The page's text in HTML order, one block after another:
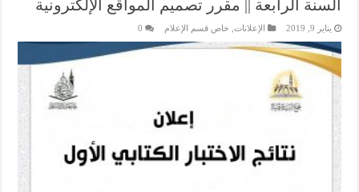
السنة الرابعة || مقرر تصميم المواقع الإلكترونية
يناير 9, 2019 الإعلانات خاص قسم الإعلام 0